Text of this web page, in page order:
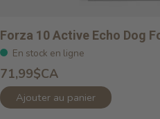
Forza 10 Active Echo Dog
En stock en ligne
71,99$CA
Ajouter au panier